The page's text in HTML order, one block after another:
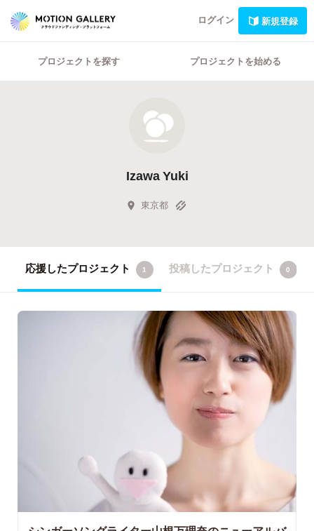
ログイン 新規登録
プロジェクトを探す プロジェクトを始める
Izawa Yuki
東京都
応援したプロジェクト 1 投稿したプロジェクト 0